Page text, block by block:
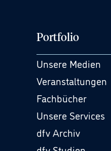
Portfolio
Unsere Medien
Veranstaltungen
Fachbücher
Unsere Services
dfv Archiv